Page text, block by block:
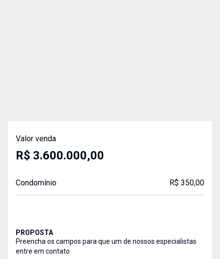
Valor venda
R$ 3.600.000,00
Condomínio R$ 350,00
PROPOSTA
Preencha os campos para que um de nossos especialistas
entre em contato